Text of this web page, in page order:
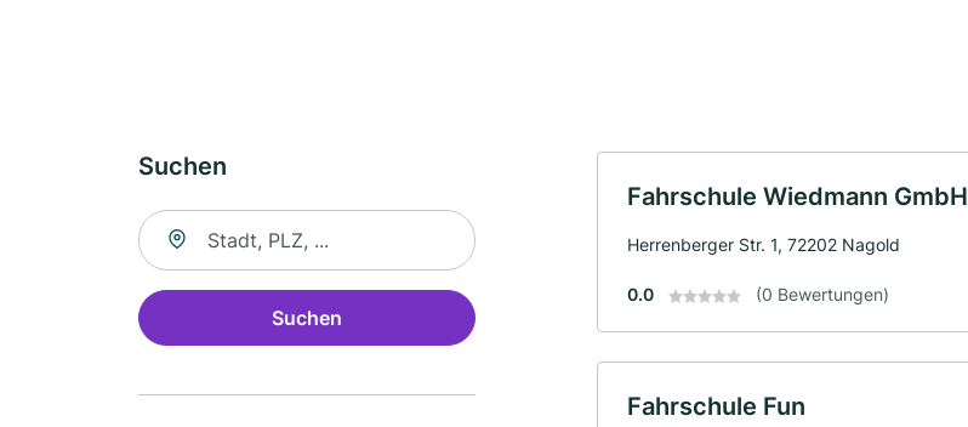
Suchen
Suche nach Ort
Suchen
Fahrschule Wiedmann GmbH
Herrenberger Str. 1, 72202 Nagold
0.0 (0 Bewertungen)
Fahrschule Fun